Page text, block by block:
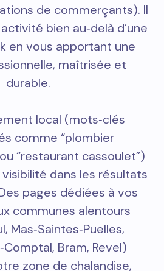
de commerçants). Il
bien au‑delà d’une
en vous apportant une
maîtrisée et
durable.
local (mots‑clés
comme “plombier
“restaurant cassoulet”)
dans les résultats
pages dédiées à vos
communes alentours
Mas‑Saintes‑Puelles,
Bram, Revel)
zone de chalandise,